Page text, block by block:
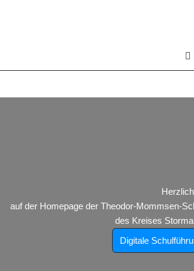
auf der Homepage der Theodor-Mommsen-
des Kreises
Digitale